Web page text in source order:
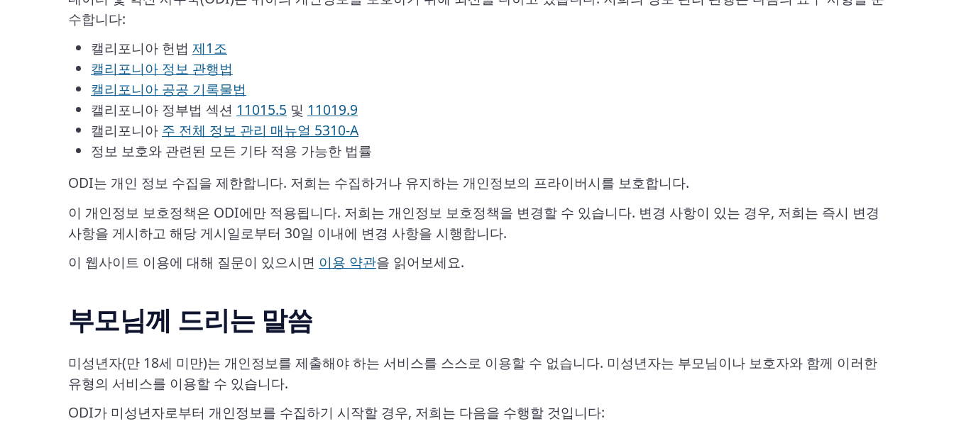
수합니다:
캘리포니아 헌법 제1조
캘리포니아 정보 관행법
캘리포니아 공공 기록물법
캘리포니아 정부법 섹션 11015.5 및 11019.9
캘리포니아 주 전체 정보 관리 매뉴얼 5310-A
정보 보호와 관련된 모든 기타 적용 가능한 법률
ODI는 개인 정보 수집을 제한합니다. 저희는 수집하거나 유지하는 개인정보의 프라이버시를 보호합니다.
이 개인정보 보호정책은 ODI에만 적용됩니다. 저희는 개인정보 보호정책을 변경할 수 있습니다. 변경 사항이 있는 경우, 저희는 즉시 변경
사항을 게시하고 해당 게시일로부터 30일 이내에 변경 사항을 시행합니다.
이 웹사이트 이용에 대해 질문이 있으시면 이용 약관을 읽어보세요.
부모님께 드리는 말씀
미성년자(만 18세 미만)는 개인정보를 제출해야 하는 서비스를 스스로 이용할 수 없습니다. 미성년자는 부모님이나 보호자와 함께 이러한
유형의 서비스를 이용할 수 있습니다.
ODI가 미성년자로부터 개인정보를 수집하기 시작할 경우, 저희는 다음을 수행할 것입니다: